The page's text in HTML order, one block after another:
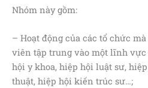
Nhóm này gồm:
– Hoạt động của các tổ chức
viên tập trung vào một lĩnh
hội y khoa, hiệp hội luật sư,
thuật, hiệp hội kiến trúc sư…;